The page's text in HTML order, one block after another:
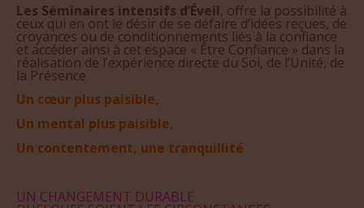
Les Séminaires intensifs d’Éveil, offre la possibilité à
ceux qui en ont le désir de se défaire d’idées reçues, de
croyances ou de conditionnements liés à la confiance
et accéder ainsi à cet espace « Être Confiance » dans la
réalisation de l’expérience directe du Soi, de l’Unité, de
la Présence
Un cœur plus paisible,
Un mental plus paisible,
Un contentement, une tranquillité
UN CHANGEMENT DURABLE